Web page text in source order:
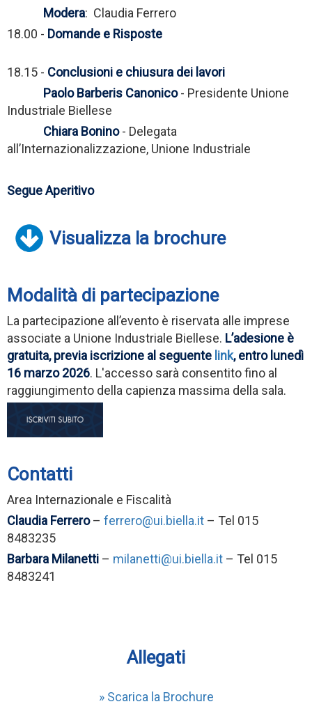
Modera: Claudia Ferrero
18.00 - Domande e Risposte
18.15 - Conclusioni e chiusura dei lavori
Paolo Barberis Canonico- Presidente Unione
Industriale Biellese
Chiara Bonino- Delegata
all’Internazionalizzazione, Unione Industriale
Segue Aperitivo
Visualizza la brochure
Modalità di partecipazione
La partecipazione all’evento è riservata alle imprese
associate a Unione Industriale Biellese. L’adesione è
gratuita, previa iscrizione al seguente link, entro lunedì
16 marzo 2026. L'accesso sarà consentito fino al
raggiungimento della capienza massima della sala.
Contatti
Area Internazionale e Fiscalità
Claudia Ferrero– ferrero@ui.biella.it – Tel 015
8483235
Barbara Milanetti – milanetti@ui.biella.it – Tel 015
8483241
Allegati
» Scarica la Brochure